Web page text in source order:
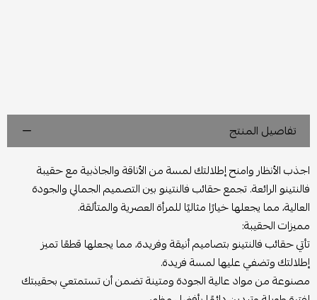
تفاصيل المنتج
اجذب الأنظار وامنح إطلالتك لمسة من الأناقة والجاذبية مع حقيبة
فالنتينو الرائعة. تجمع حقائب فالنتينو بين التصميم الجمالي والجودة
العالية، مما يجعلها خيارًا مثاليًا للمرأة العصرية والمتألقة.
مميزات الحقيبة:
تأتي حقائب فالنتينو بتصاميم أنيقة وفريدة، مما يجعلها قطعًا تميز
إطلالتك وتضفي عليها لمسة فريدة.
مصنوعة من مواد عالية الجودة ومتينة تضمن أن تستمتعي بحقيبتك